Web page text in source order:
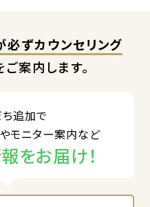
必ずカウンセリング
案内します。
追加で
モニター案内など
をお届け！